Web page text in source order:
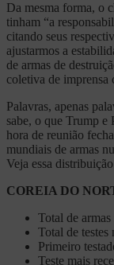
Da mesma forma, o
tinham “a
citando seus
ajustarmos a
de armas de
coletiva de
Palavras, apenas
sabe, o que Trump e
hora de reunião
mundiais de armas
Veja essa
COREIA DO
Total de
Total de testes
Primeiro
Teste mais